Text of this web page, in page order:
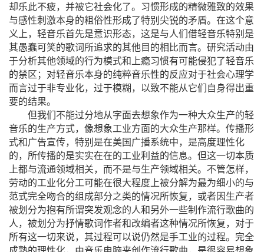
却乐此不疲，并被它社会化了。习惯形成的精微雅致的效果
与感性刺激本身的粗俗性形成了特别尖锐的矛盾。在这个意
义上，轻音乐首先是意识形态，这是与人们借轻音乐特别是
其愚蠢可笑的歌词所追求的其他目的相比而言。研究活动由
于分析其他领域的行为模式和上瘾习惯有可能侵犯了轻音乐
的禁区；对轻音乐本身的纯粹音乐性的反应对于社会心理学
而言过于非专业化，过于模糊，以致不能从它们自身得出重
要的结果。
但我们不能过分地从字面去想象作为一种大众生产的轻
音乐的生产方式，像想象工业方面的大众生产那样。传播形
式和广告宣传，特别是在美国广播系统中，是高度理性化
的，所传播的是实实在在的工业利益的信息。但这一切本质
上都与流通领域相关，而不是与生产领域相关。不管怎样，
劳动的工业化分工可能在很大程度上被分解为最为细小的与
范式完全吻合的组成部分之类的情况所恢复，或者因生产者
被划分为抱有所谓突发观念的人和另外一些制作流行歌曲的
人，被划分为抒情歌词作者和改编者这种情况所恢复，对于
所有这一切来说，其过程可以说仍然是手工业的过程。完全